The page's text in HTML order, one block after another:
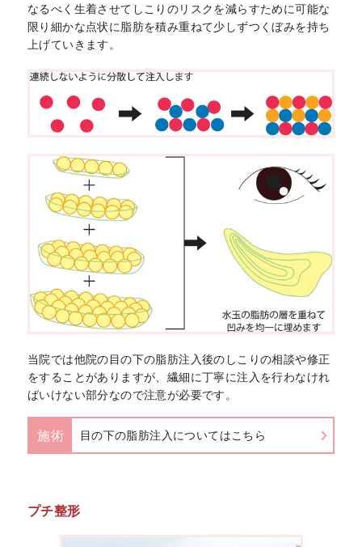
なるべく生着させてしこりのリスクを減らすために可能な
限り細かな点状に脂肪を積み重ねて少しずつくぼみを持ち
上げていきます。
当院では他院の目の下の脂肪注入後のしこりの相談や修正
をすることがありますが、繊細に丁寧に注入を行わなけれ
ばいけない部分なので注意が必要です。
施術 目の下の脂肪注入についてはこちら
プチ整形